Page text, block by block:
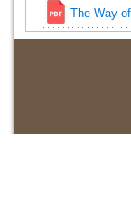
The Way